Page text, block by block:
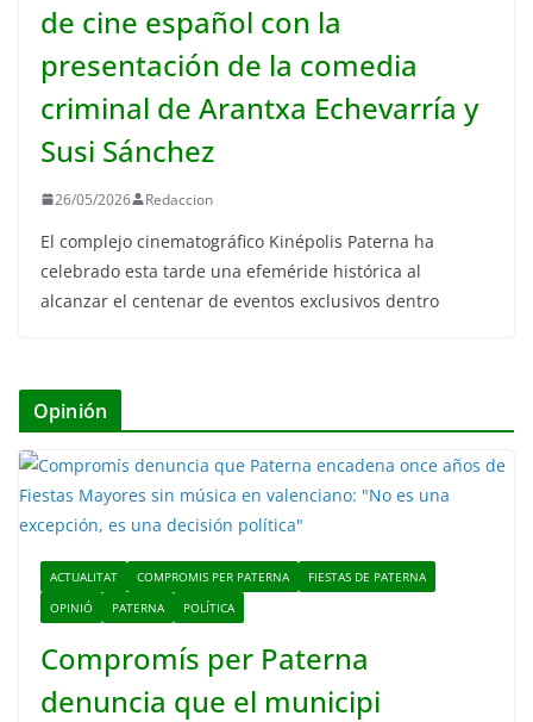
de cine español con la
presentación de la comedia
criminal de Arantxa Echevarría y
Susi Sánchez
26/05/2026 Redaccion
El complejo cinematográfico Kinépolis Paterna ha
celebrado esta tarde una efeméride histórica al
alcanzar el centenar de eventos exclusivos dentro
Opinión
ACTUALITAT COMPROMIS PER PATERNA
FIESTAS DE PATERNA
OPINIÓ
PATERNA POLÍTICA
Compromís per Paterna
denuncia que el municipi